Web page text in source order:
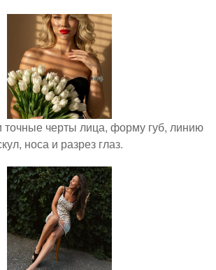
черты лица, форму губ, линию
носа и разрез глаз.